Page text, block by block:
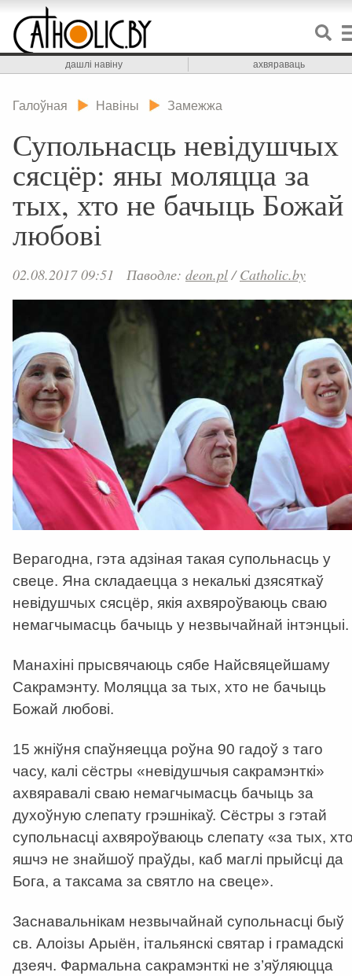
дашлі навіну ахвяраваць
Галоўная Навіны Замежжа
Супольнасць невідушчых
сясцёр: яны моляцца за
тых, хто не бачыць Божай
любові
02.08.2017 09:51 Паводле: deon.pl/Catholic.by
Верагодна, гэта адзіная такая супольнасць у
свеце. Яна складаецца з некалькі дзясяткаў
невідушчых сясцёр, якія ахвяроўваюць сваю
немагчымасць бачыць у незвычайнай інтэнцыі.
Манахіні прысвячаюць сябе Найсвяцейшаму
Сакрамэнту. Моляцца за тых, хто не бачыць
Божай любові.
15 жніўня спаўняецца роўна 90 гадоў з таго
часу, калі сёстры «невідушчыя сакрамэнткі»
ахвяравалі сваю немагчымасць бачыць за
духоўную слепату грэшнікаў. Сёстры з гэтай
супольнасці ахвяроўваюць слепату «за тых,
яшчэ не знайшоў праўды, каб маглі прыйсці да
Бога, а таксама за святло на свеце».
Заснавальнікам незвычайнай супольнасці быў
св. Алоізы Арыён, італьянскі святар і грамадскі
дзеяч. Фармальна сакрамэнткі не з’яўляюцца